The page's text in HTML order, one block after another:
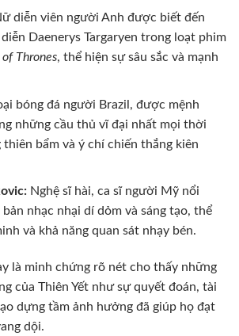
diễn viên người Anh được biết đến
Daenerys Targaryen trong loạt phim
Thrones, thể hiện sự sâu sắc và mạnh
bóng đá người Brazil, được mệnh
những cầu thủ vĩ đại nhất mọi thời
bẩm và ý chí chiến thắng kiên
Nghệ sĩ hài, ca sĩ người Mỹ nổi
nhạc nhại dí dỏm và sáng tạo, thể
và khả năng quan sát nhạy bén.
là minh chứng rõ nét cho thấy những
của Thiên Yết như sự quyết đoán, tài
dựng tầm ảnh hưởng đã giúp họ đạt
dội.